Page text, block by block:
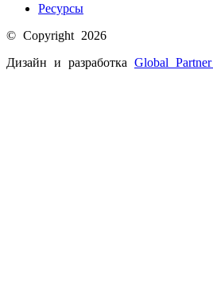
Ресурсы
© Copyright 2026
Дизайн и разработка Global Partner